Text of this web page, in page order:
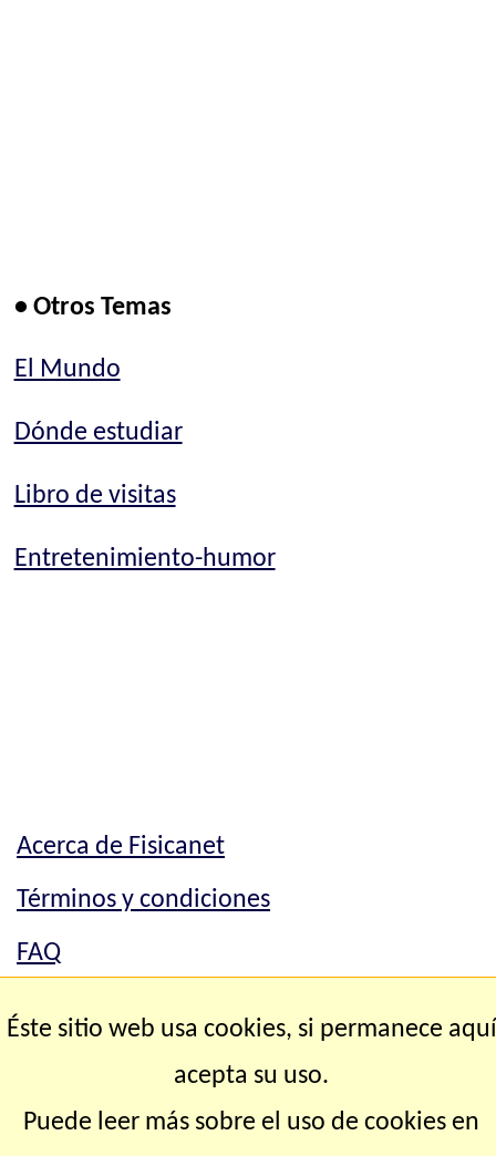
• Otros Temas
El Mundo
Dónde estudiar
Libro de visitas
Entretenimiento-humor
Acerca de Fisicanet
Términos y condiciones
FAQ
Mapa del sitio
Éste sitio web usa cookies, si permanece aquí
acepta su uso.
Puede leer más sobre el uso de cookies en